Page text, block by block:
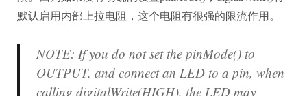
默认启用内部上拉电阻，这个电阻有很强的限流作用。
NOTE: If you do not set the pinMode() to
OUTPUT, and connect an LED to a pin, when
calling digitalWrite(HIGH), the LED may